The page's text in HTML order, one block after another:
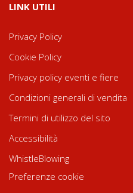
LINK UTILI
Privacy Policy
Cookie Policy
Privacy policy eventi e fiere
Condizioni generali di vendita
Termini di utilizzo del sito
Accessibilità
WhistleBlowing
Preferenze cookie